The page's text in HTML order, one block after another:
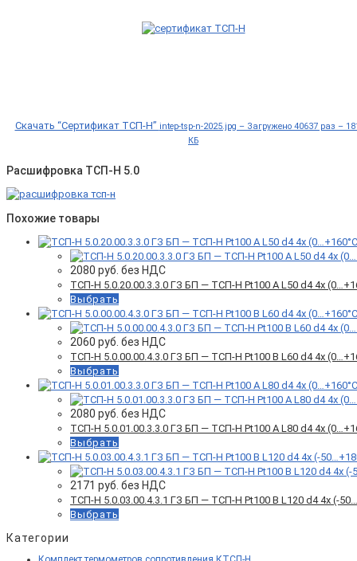
Скачать “Сертификат ТСП-Н” intep-tsp-n-2025.jpg – Загружено 40637 раз –
КБ
Расшифровка ТСП-Н 5.0
Похожие товары
2080 руб. без НДС
ТСП-Н 5.0.20.00.3.3.0 ГЗ БП — ТСП-Н Pt100 A L50 d4 4x
Выбрать
2060 руб. без НДС
ТСП-Н 5.0.00.00.4.3.0 ГЗ БП — ТСП-Н Pt100 B L60 d4 4x
Выбрать
2080 руб. без НДС
ТСП-Н 5.0.01.00.3.3.0 ГЗ БП — ТСП-Н Pt100 A L80 d4 4x
Выбрать
2171 руб. без НДС
ТСП-Н 5.0.03.00.4.3.1 ГЗ БП — ТСП-Н Pt100 B L120 d4 4x (-
Выбрать
Категории